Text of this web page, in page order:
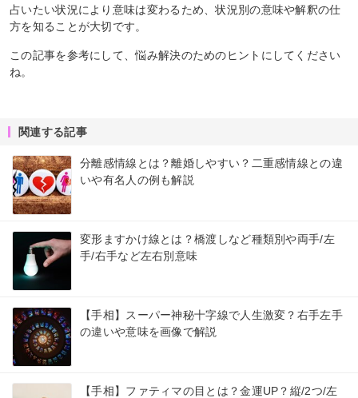
占いたい状況により意味は変わるため、状況別の意味や解釈の仕
方を知ることが大切です。
この記事を参考にして、悩み解決のためのヒントにしてください
ね。
関連する記事
分離感情線とは？離婚しやすい？二重感情線との違
いや有名人の例も解説
変形ますかけ線とは？橋渡しなど種類別や両手/左
手/右手など左右別意味
【手相】スーパー神秘十字線で人生激変？右手左手
の違いや意味を画像で解説
【手相】ファティマの目とは？金運UP？縦/2つ/左